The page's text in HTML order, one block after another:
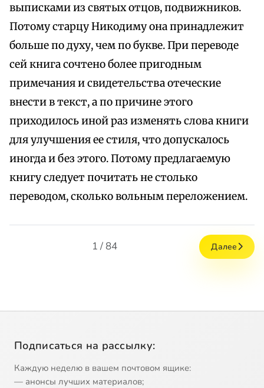
выписками из святых отцов, подвижников.
Потому старцу Никодиму она принадлежит
больше по духу, чем по букве. При переводе
сей книга сочтено более пригодным
примечания и свидетельства отеческие
внести в текст, а по причине этого
приходилось иной раз изменять слова книги
для улучшения ее стиля, что допускалось
иногда и без этого. Потому предлагаемую
книгу следует почитать не столько
переводом, сколько вольным переложением.
1 / 84 Далее
Подписаться на рассылку:
Каждую неделю в вашем почтовом ящике:
— анонсы лучших материалов;